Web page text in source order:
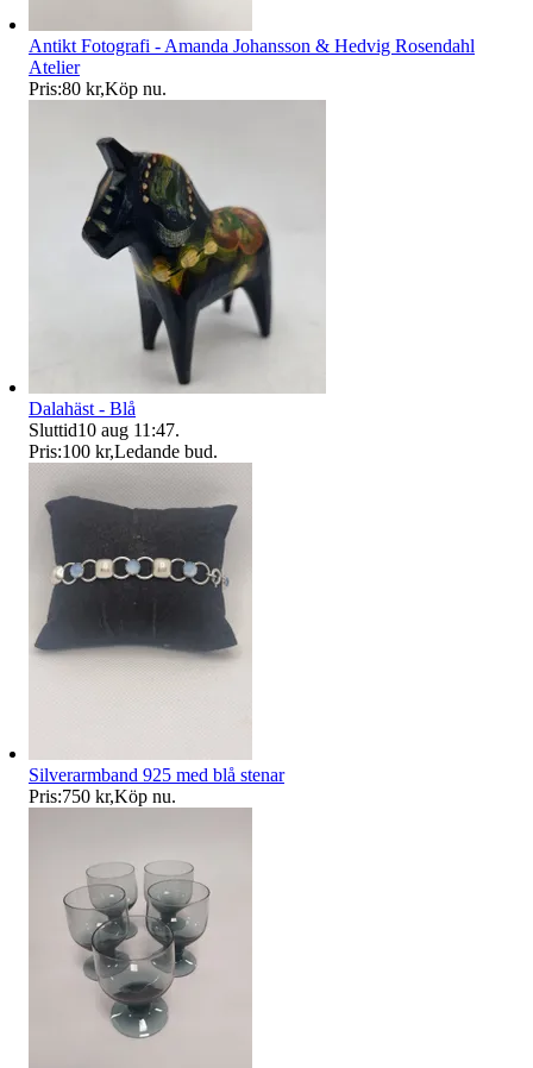
Antikt Fotografi - Amanda Johansson & Hedvig Rosendahl
Atelier
Pris:80 kr,Köp nu.
Dalahäst - Blå
Sluttid10 aug 11:47.
Pris:100 kr,Ledande bud.
Silverarmband 925 med blå stenar
Pris:750 kr,Köp nu.